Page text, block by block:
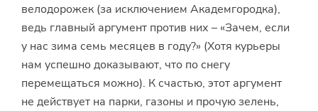
велодорожек (за исключением Академгородка),
ведь главный аргумент против них – «Зачем, если
у нас зима семь месяцев в году?» (Хотя курьеры
нам успешно доказывают, что по снегу
перемещаться можно). К счастью, этот аргумент
не действует на парки, газоны и прочую зелень,